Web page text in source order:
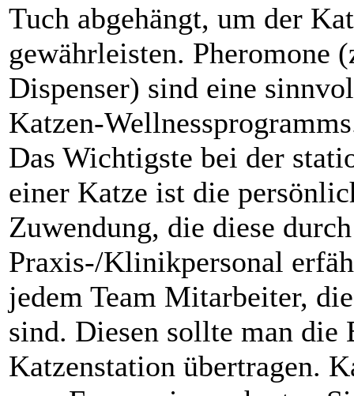
Tuch abgehängt, um der
gewährleisten. Pheromone
Dispenser) sind eine
Katzen-
Das Wichtigste bei der
einer Katze ist die
Zuwendung, die diese
Praxis-/Klinikpersonal
jedem Team Mitarbeiter,
sind. Diesen sollte man die
Katzenstation übertragen.